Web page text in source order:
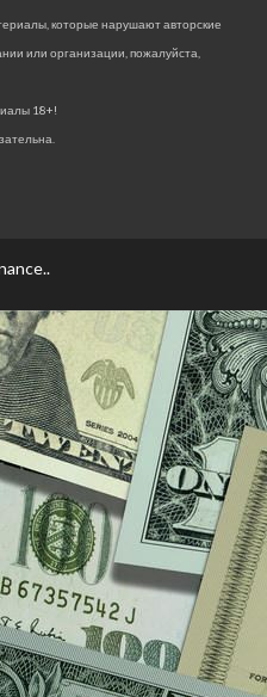
которые нарушают авторские
или организации, пожалуйста,
18+!
.